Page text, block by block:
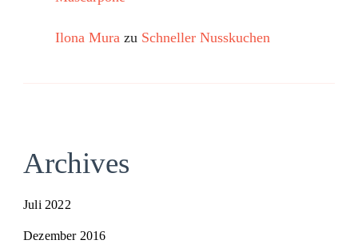
Ilona Mura zu Schneller Nusskuchen
Archives
Juli 2022
Dezember 2016